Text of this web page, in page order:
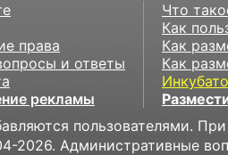
права
и ответы
рекламы
Что
Как
Как
Как
пользователями.
2026. Административные